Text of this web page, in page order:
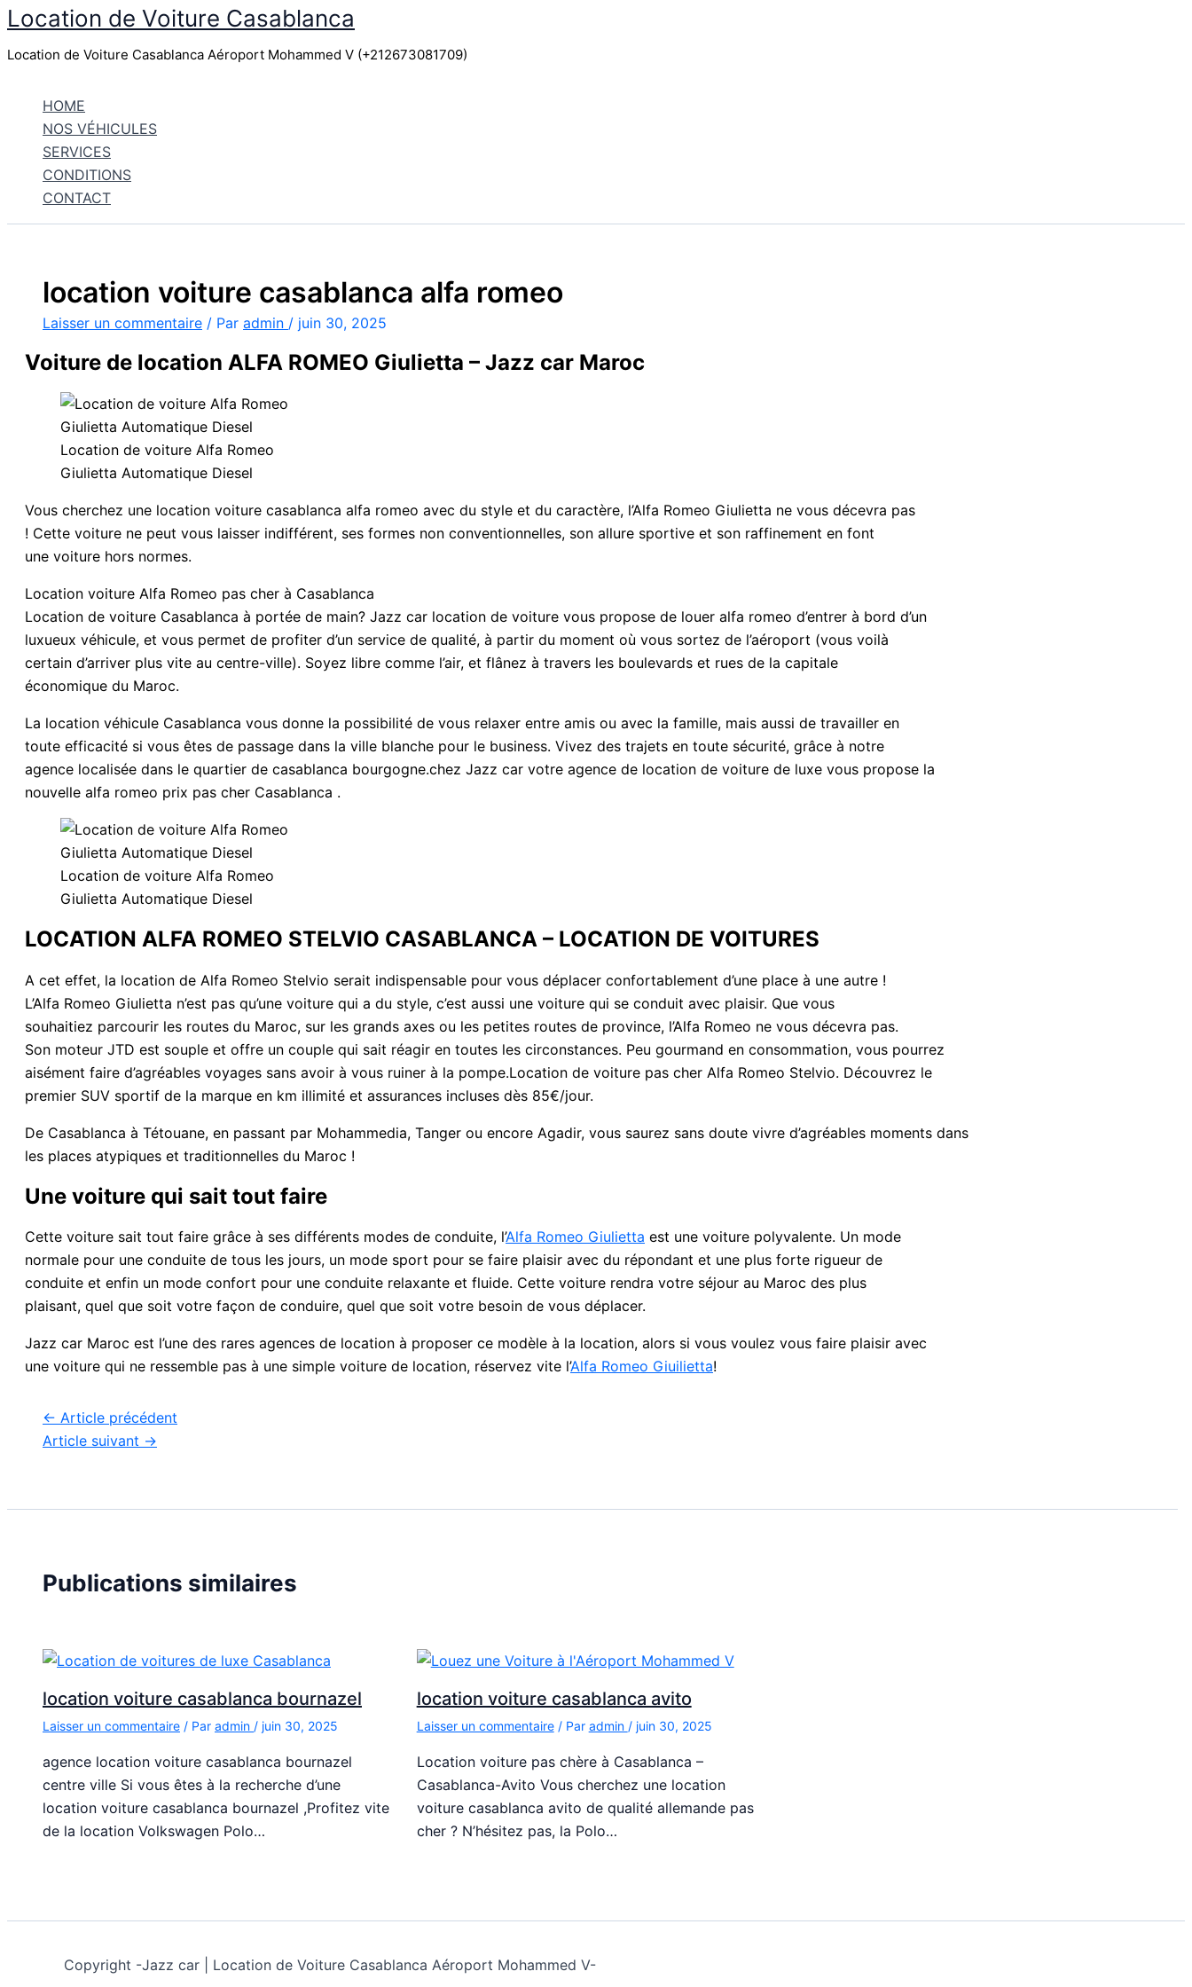
Aller
contenu
Location de Voiture Casablanca
Location de Voiture Casablanca Aéroport Mohammed V (+212673081709)
HOME
NOS VÉHICULES
SERVICES
CONDITIONS
CONTACT
location voiture casablanca alfa romeo
Laisser un commentaire / Par admin / juin 30, 2025
Voiture de location ALFA ROMEO Giulietta – Jazz car Maroc
Location de voiture Alfa Romeo
Giulietta Automatique Diesel
Vous cherchez une location voiture casablanca alfa romeo avec du style et du caractère, l’Alfa Romeo Giulietta ne vous décevra pas
! Cette voiture ne peut vous laisser indifférent, ses formes non conventionnelles, son allure sportive et son raffinement en font
une voiture hors normes.
Location voiture Alfa Romeo pas cher à Casablanca
Location de voiture Casablanca à portée de main? Jazz car location de voiture vous propose de louer alfa romeo d’entrer à bord d’un
luxueux véhicule, et vous permet de profiter d’un service de qualité, à partir du moment où vous sortez de l’aéroport (vous voilà
certain d’arriver plus vite au centre-ville). Soyez libre comme l’air, et flânez à travers les boulevards et rues de la capitale
économique du Maroc.
La location véhicule Casablanca vous donne la possibilité de vous relaxer entre amis ou avec la famille, mais aussi de travailler en
toute efficacité si vous êtes de passage dans la ville blanche pour le business. Vivez des trajets en toute sécurité, grâce à notre
agence localisée dans le quartier de casablanca bourgogne.chez Jazz car votre agence de location de voiture de luxe vous propose la
nouvelle alfa romeo prix pas cher Casablanca .
Location de voiture Alfa Romeo
Giulietta Automatique Diesel
LOCATION ALFA ROMEO STELVIO CASABLANCA – LOCATION DE VOITURES
A cet effet, la location de Alfa Romeo Stelvio serait indispensable pour vous déplacer confortablement d’une place à une autre !
L’Alfa Romeo Giulietta n’est pas qu’une voiture qui a du style, c’est aussi une voiture qui se conduit avec plaisir. Que vous
souhaitiez parcourir les routes du Maroc, sur les grands axes ou les petites routes de province, l’Alfa Romeo ne vous décevra pas.
Son moteur JTD est souple et offre un couple qui sait réagir en toutes les circonstances. Peu gourmand en consommation, vous pourrez
aisément faire d’agréables voyages sans avoir à vous ruiner à la pompe.Location de voiture pas cher Alfa Romeo Stelvio. Découvrez le
premier SUV sportif de la marque en km illimité et assurances incluses dès 85€/jour.
De Casablanca à Tétouane, en passant par Mohammedia, Tanger ou encore Agadir, vous saurez sans doute vivre d’agréables moments dans
les places atypiques et traditionnelles du Maroc !
Une voiture qui sait tout faire
Cette voiture sait tout faire grâce à ses différents modes de conduite, l’Alfa Romeo Giulietta est une voiture polyvalente. Un mode
normale pour une conduite de tous les jours, un mode sport pour se faire plaisir avec du répondant et une plus forte rigueur de
conduite et enfin un mode confort pour une conduite relaxante et fluide. Cette voiture rendra votre séjour au Maroc des plus
plaisant, quel que soit votre façon de conduire, quel que soit votre besoin de vous déplacer.
Jazz car Maroc est l’une des rares agences de location à proposer ce modèle à la location, alors si vous voulez vous faire plaisir avec
une voiture qui ne ressemble pas à une simple voiture de location, réservez vite l’Alfa Romeo Giuilietta!
← Article précédent
Article suivant →
Publications similaires
location voiture casablanca bournazel
Laisser un commentaire / Par admin / juin 30, 2025
agence location voiture casablanca bournazel
centre ville Si vous êtes à la recherche d’une
location voiture casablanca bournazel ,Profitez vite
de la location Volkswagen Polo…
location voiture casablanca avito
Laisser un commentaire / Par admin / juin 30, 2025
Location voiture pas chère à Casablanca –
Casablanca-Avito Vous cherchez une location
voiture casablanca avito de qualité allemande pas
cher ? N’hésitez pas, la Polo…
Copyright -Jazz car | Location de Voiture Casablanca Aéroport Mohammed V-